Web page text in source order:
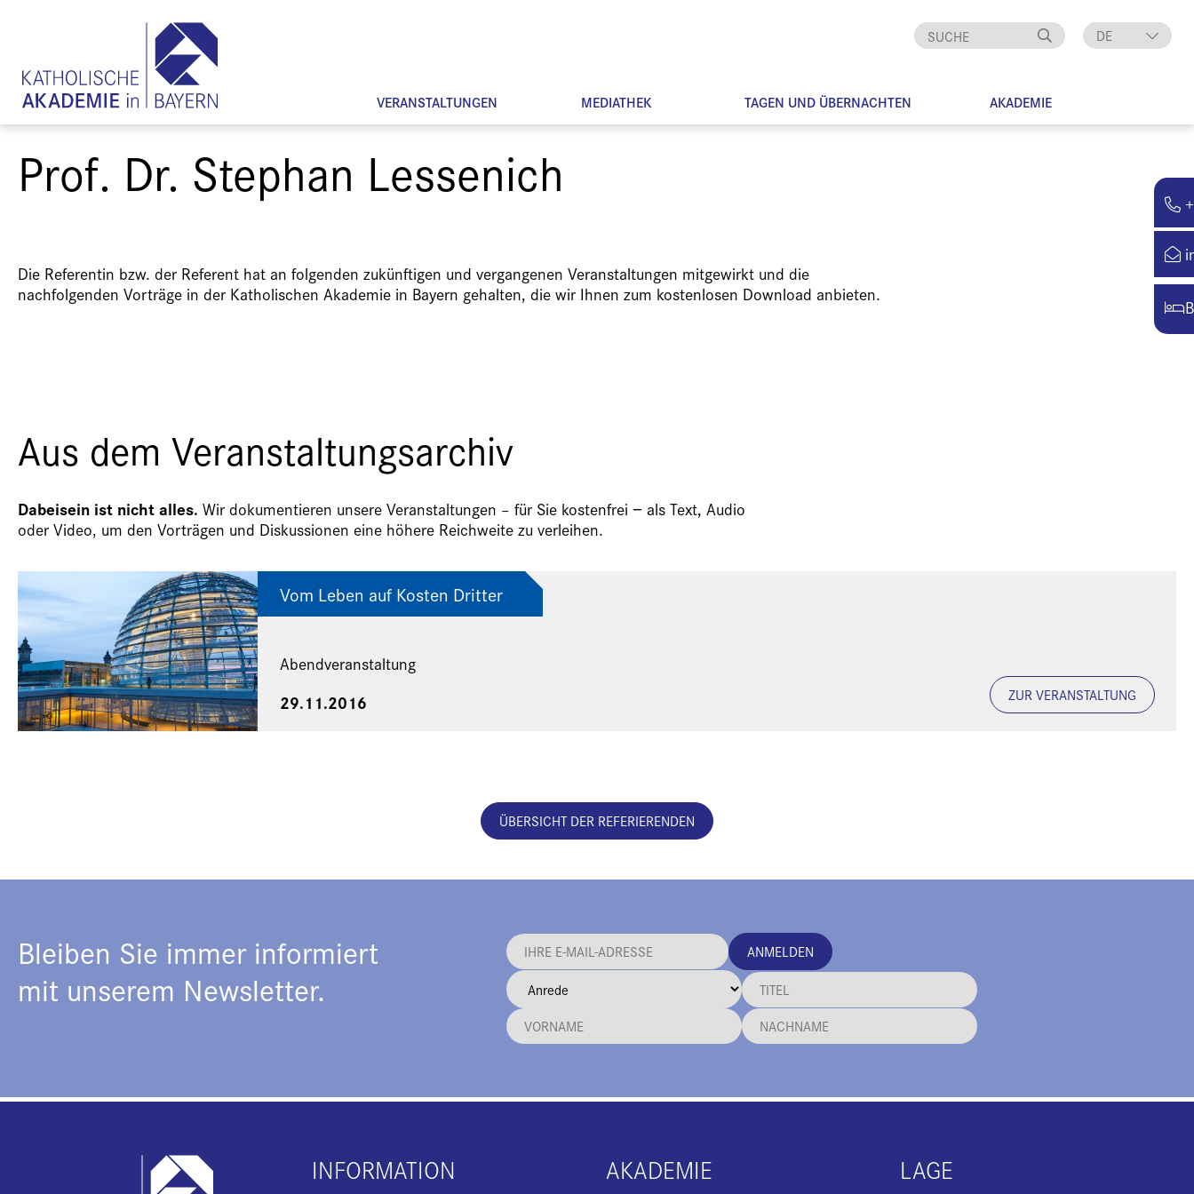
DE
VERANSTALTUNGEN MEDIATHEK TAGEN UND ÜBERNACHTEN AKADEMIE
Prof. Dr. Stephan Lessenich
Die Referentin bzw. der Referent hat an folgenden zukünftigen und vergangenen Veranstaltungen mitgewirkt und die
nachfolgenden Vorträge in der Katholischen Akademie in Bayern gehalten, die wir Ihnen zum kostenlosen Download anbieten.
Aus dem Veranstaltungsarchiv
Dabeisein ist nicht alles. Wir dokumentieren unsere Veranstaltungen – für Sie kostenfrei − als Text, Audio
oder Video, um den Vorträgen und Diskussionen eine höhere Reichweite zu verleihen.
Vom Leben auf Kosten Dritter
Abendveranstaltung
29.11.2016 ZUR VERANSTALTUNG
ÜBERSICHT DER REFERIERENDEN
Bleiben Sie immer informiert
mit unserem Newsletter.
ANMELDEN
INFORMATION AKADEMIE LAGE